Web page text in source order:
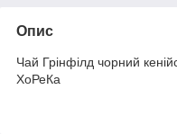
Опис
Чай Грінфілд чорний
ХоРеКа